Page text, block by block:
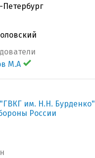
Петербург
М.А
им. Н.Н. Бурденко"
России